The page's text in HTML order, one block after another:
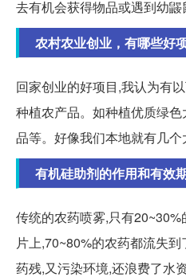
去有机会获得物品或遇到幼鼹
农村农业创业，有哪些好
回家创业的好项目,我认为有
种植农产品。如种植优质绿
品等。好像我们本地就有几个
有机硅助剂的作用和有效
传统的农药喷雾,只有
片上,70~80%的农药都流失
药残,又污染环境,还浪费了水